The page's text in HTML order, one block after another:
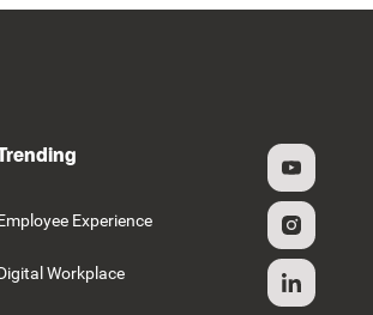
Experience
Workplace